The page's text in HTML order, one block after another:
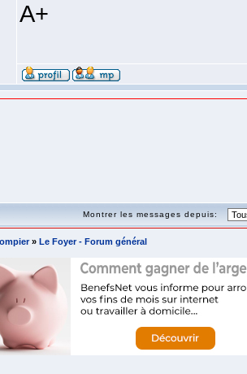
A+
Montrer les messages depuis:
» Le Foyer - Forum général